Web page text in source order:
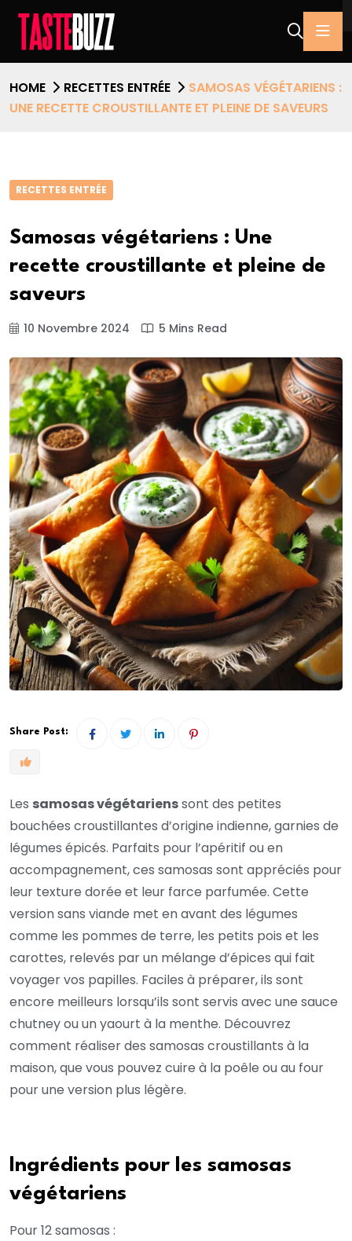
HOME RECETTES ENTRÉE
SAMOSAS VÉGÉTARIENS :
UNE RECETTE CROUSTILLANTE ET PLEINE DE SAVEURS
RECETTES ENTRÉE
Samosas végétariens : Une
recette croustillante et pleine de
saveurs
10 Novembre 2024 5 Mins Read
Share Post:
Les samosas végétarienssont des petites
bouchées croustillantes d’origine indienne, garnies de
légumes épicés. Parfaits pour l’apéritif ou en
accompagnement, ces samosas sont appréciés pour
leur texture dorée et leur farce parfumée. Cette
version sans viande met en avant des légumes
comme les pommes de terre, les petits pois et les
carottes, relevés par un mélange d’épices qui fait
voyager vos papilles. Faciles à préparer, ils sont
encore meilleurs lorsqu’ils sont servis avec une sauce
chutney ou un yaourt à la menthe. Découvrez
comment réaliser des samosas croustillants à la
maison, que vous pouvez cuire à la poêle ou au four
pour une version plus légère.
Ingrédients pour les samosas
végétariens
Pour 12 samosas :